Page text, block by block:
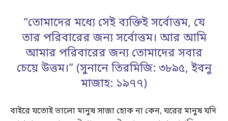
“তোমাদের মধ্যে সেই ব্যক্তিই সর্বোত্তম, যে
তার পরিবারের জন্য সর্বোত্তম। আর আমি
আমার পরিবারের জন্য তোমাদের সবার
চেয়ে উত্তম।” (সুনানে তিরমিজি: ৩৮৯৫, ইবনু
মাজাহ: ১৯৭৭)
বাইরে যতোই ভালো মানুষ সাজা হোক না কেন, ঘরের মানুষ যদি